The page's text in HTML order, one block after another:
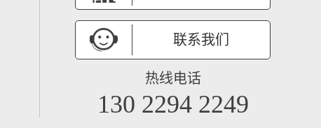
联系我们
热线电话
130 2294 2249